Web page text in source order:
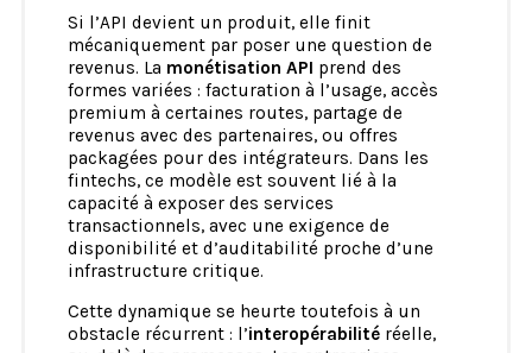
Si l’API devient un produit, elle finit
mécaniquement par poser une question de
revenus. La monétisation API prend des
formes variées : facturation à l’usage, accès
premium à certaines routes, partage de
revenus avec des partenaires, ou offres
packagées pour des intégrateurs. Dans les
fintechs, ce modèle est souvent lié à la
capacité à exposer des services
transactionnels, avec une exigence de
disponibilité et d’auditabilité proche d’une
infrastructure critique.
Cette dynamique se heurte toutefois à un
obstacle récurrent : l’interopérabilité réelle,